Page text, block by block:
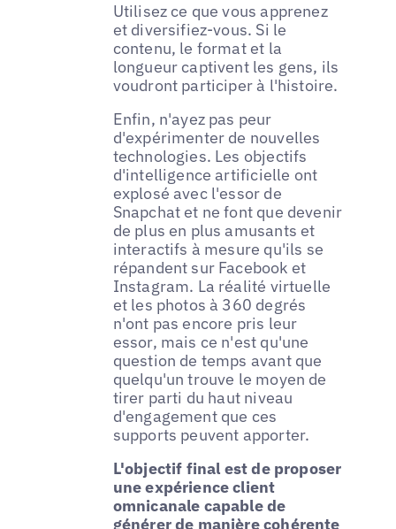
Utilisez ce que vous apprenez
et diversifiez-vous. Si le
contenu, le format et la
longueur captivent les gens, ils
voudront participer à l'histoire.
Enfin, n'ayez pas peur
d'expérimenter de nouvelles
technologies. Les objectifs
d'intelligence artificielle ont
explosé avec l'essor de
Snapchat et ne font que devenir
de plus en plus amusants et
interactifs à mesure qu'ils se
répandent sur Facebook et
Instagram. La réalité virtuelle
et les photos à 360 degrés
n'ont pas encore pris leur
essor, mais ce n'est qu'une
question de temps avant que
quelqu'un trouve le moyen de
tirer parti du haut niveau
d'engagement que ces
supports peuvent apporter.
L'objectif final est de proposer
une expérience client
omnicanale capable de
générer de manière cohérente